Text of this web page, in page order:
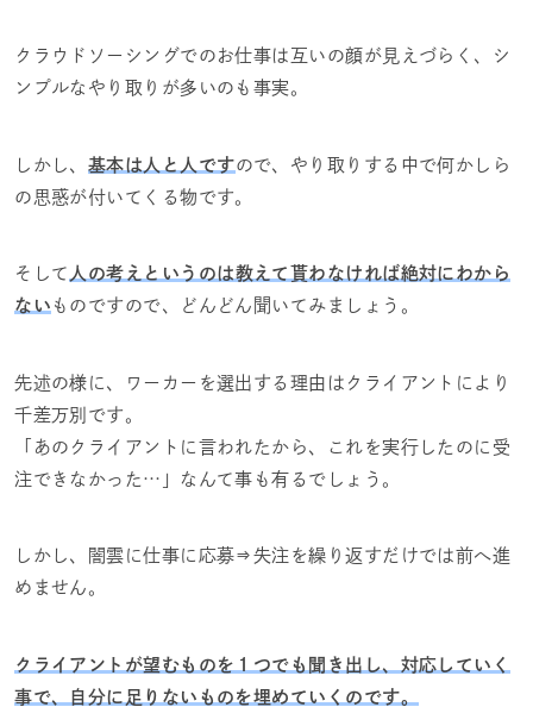
クラウドソーシングでのお仕事は互いの顔が見えづらく、シ
ンプルなやり取りが多いのも事実。
しかし、 基本は人と人ですので、やり取りする中で何かしら
の思惑が付いてくる物です。
そして 人の考えというのは教えて貰わなければ絶対にわから
ない ものですので、どんどん聞いてみましょう。
先述の様に、ワーカーを選出する理由はクライアントにより
千差万別です。
「あのクライアントに言われたから、これを実行したのに受
注できなかった…」なんて事も有るでしょう。
しかし、闇雲に仕事に応募⇒失注を繰り返すだけでは前へ進
めません。
クライアントが望むものを１つでも聞き出し、対応していく
事で、自分に足りないものを埋めていくのです。